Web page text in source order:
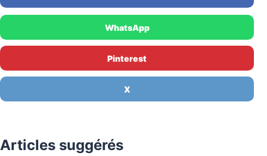
WhatsApp
Pinterest
X
Articles suggérés